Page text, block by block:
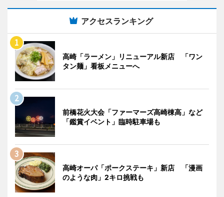
アクセスランキング
高崎「ラーメン」リニューアル新店 「ワン
タン麺」看板メニューへ
前橋花火大会「ファーマーズ高崎棟高」など
「鑑賞イベント」臨時駐車場も
高崎オーパ「ポークステーキ」新店 「漫画
のような肉」2キロ挑戦も